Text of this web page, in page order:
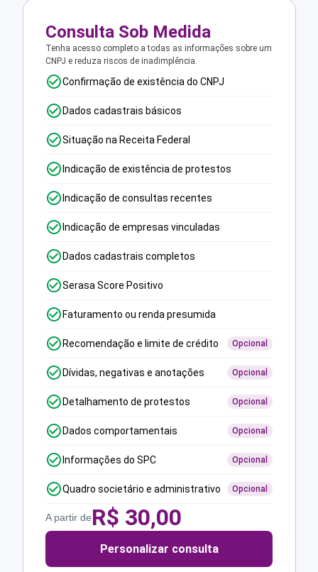
Consulta Sob Medida
Tenha acesso completo a todas as informações sobre um
CNPJ e reduza riscos de inadimplência.
Confirmação de existência do CNPJ
Dados cadastrais básicos
Situação na Receita Federal
Indicação de existência de protestos
Indicação de consultas recentes
Indicação de empresas vinculadas
Dados cadastrais completos
Serasa Score Positivo
Faturamento ou renda presumida
Recomendação e limite de crédito Opcional
Dívidas, negativas e anotações Opcional
Detalhamento de protestos Opcional
Dados comportamentais Opcional
Informações do SPC Opcional
Quadro societário e administrativo Opcional
A partir deR$ 30,00
Personalizar consulta